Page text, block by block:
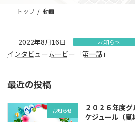
トップ 動画
2022年8月16日 お知らせ
インタビュームービー「第一話」
最近の投稿
お知らせ
２０２６年度
ケジュール（夏